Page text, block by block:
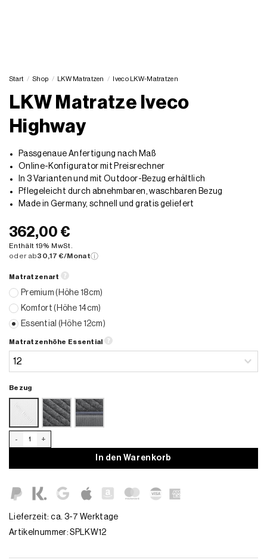
Start / Shop / LKW Matratzen / Iveco LKW-Matratzen
LKW Matratze Iveco
Highway
Passgenaue Anfertigung nach Maß
Online-Konfigurator mit Preisrechner
In 3 Varianten und mit Outdoor-Bezug erhältlich
Pflegeleicht durch abnehmbaren, waschbaren Bezug
Made in Germany, schnell und gratis geliefert
362,00 €
Enthält 19% MwSt.
oder ab30,17 €/Monatⓘ
Matratzenart
Premium (Höhe 18cm)
Komfort (Höhe 14cm)
Essential (Höhe 12cm)
Matratzenhöhe Essential
Bezug
LKW Matratze Iveco Highway Menge
In den Warenkorb
Lieferzeit: ca. 3-7 Werktage
Artikelnummer:SPLKW12